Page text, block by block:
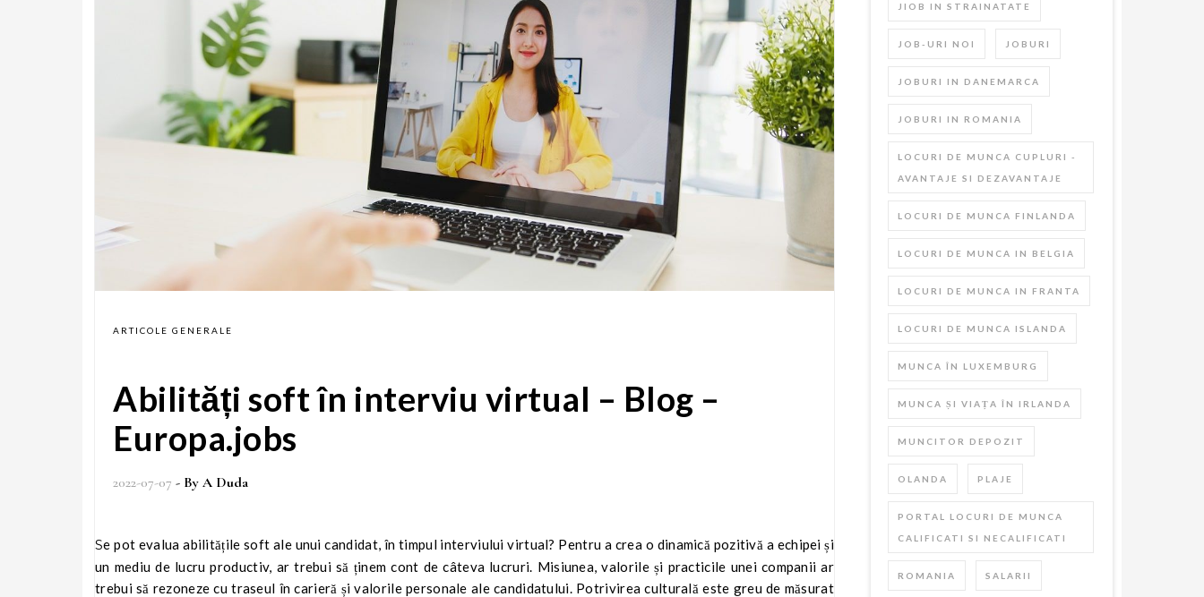
ARTICOLE GENERALE
Abilități soft în interviu virtual – Blog –
Europa.jobs
2022-07-07 - By A Duda
Se pot evalua abilitățile soft ale unui candidat, în timpul interviului virtual? Pentru a crea o dinamică pozitivă a echipei și
un mediu de lucru productiv, ar trebui să ținem cont de câteva lucruri. Misiunea, valorile și practicile unei companii ar
trebui să rezoneze cu traseul în carieră și valorile personale ale candidatului. Potrivirea culturală este greu de măsurat
JIOB IN STRAINATATE
JOB-URI NOI JOBURI
JOBURI IN DANEMARCA
JOBURI IN ROMANIA
LOCURI DE MUNCA CUPLURI -
AVANTAJE SI DEZAVANTAJE
LOCURI DE MUNCA FINLANDA
LOCURI DE MUNCA IN BELGIA
LOCURI DE MUNCA IN FRANTA
LOCURI DE MUNCA ISLANDA
MUNCA ÎN LUXEMBURG
MUNCA ȘI VIAȚA ÎN IRLANDA
MUNCITOR DEPOZIT
OLANDA PLAJE
PORTAL LOCURI DE MUNCA
CALIFICATI SI NECALIFICATI
ROMANIA SALARII